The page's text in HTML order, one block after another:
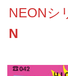
NEONシ
N